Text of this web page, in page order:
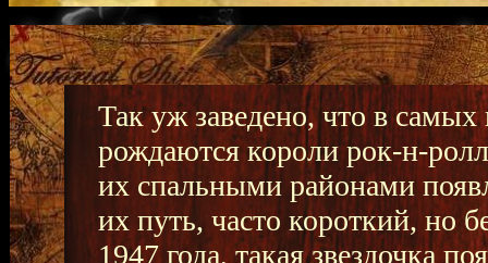
Так уж заведено, что в
рождаются короли рок-н-
их спальными районами
их путь, часто короткий, но
1947 года, такая звездочка